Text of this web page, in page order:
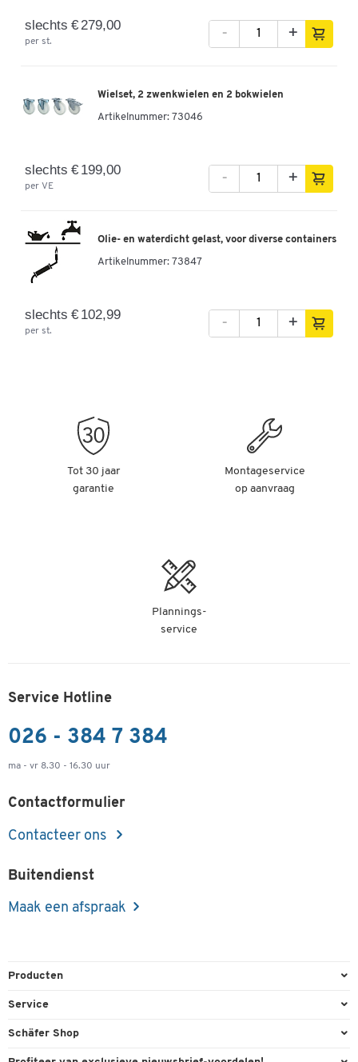
slechts € 279,00
per st.
- +
Wielset, 2 zwenkwielen en 2 bokwielen
Artikelnummer: 73046
slechts € 199,00
per VE
- +
Olie- en waterdicht gelast, voor diverse containers
Artikelnummer: 73847
slechts € 102,99
per st.
- +
Tot 30 jaar
garantie
Montageservice
op aanvraag
Plannings-
service
Service Hotline
026 - 384 7 384
ma - vr 8.30 - 16.30 uur
Contactformulier
Contacteer ons
Buitendienst
Maak een afspraak
Producten
Kantoorbenodigdheden
Service
Bestelling herroepen
Schäfer Shop
Algemene voorwaarden